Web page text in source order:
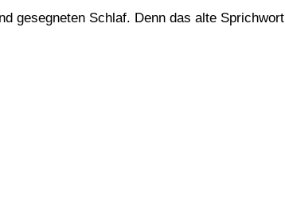
gesegneten Schlaf. Denn das alte